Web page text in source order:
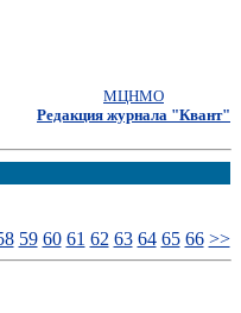
МЦНМО
Редакция журнала "Квант"
59 60 61 62 63 64 65 66 >>